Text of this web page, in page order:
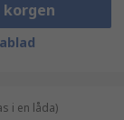
korgen
i en låda)